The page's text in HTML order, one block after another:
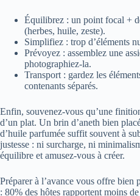
Équilibrez : un point focal +
(herbes, huile, zeste).
Simplifiez : trop d’éléments
Prévoyez : assemblez une
photographiez-la.
Transport : gardez les
contenants séparés.
Enfin, souvenez-vous qu’une
d’un plat. Un brin d’aneth bien
d’huile parfumée suffit souvent à
justesse : ni surcharge, ni
équilibre et amusez-vous à créer.
Préparer à l’avance vous offre bien
: 80% des hôtes rapportent moins